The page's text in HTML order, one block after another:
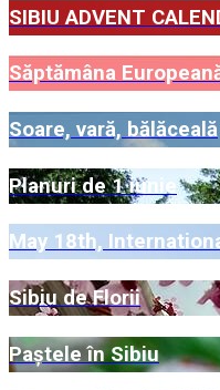
SIBIU ADVENT
Săptămâna
Soare, vară, bălăceală
Planuri de 1 iunie
May 18th,
Sibiu de Florii
Paștele în Sibiu